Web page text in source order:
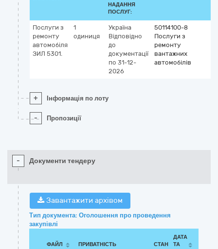
НАДАННЯ
ПОСЛУГ:
Послуги з
ремонту
автомобіля
ЗИЛ 5301.
1
одиниця
Україна
Відповідно
до
документації
по 31-12-
2026
50114100-8
Послуги з
ремонту
вантажних
автомобілів
+ Інформація по лоту
- Пропозиції
- Документи тендеру
Завантажити архівом
Тип документа: Оголошення про проведення
закупівлі
ФАЙЛ ПРИВАТНІСТЬ СТАН
ДАТА
ТА